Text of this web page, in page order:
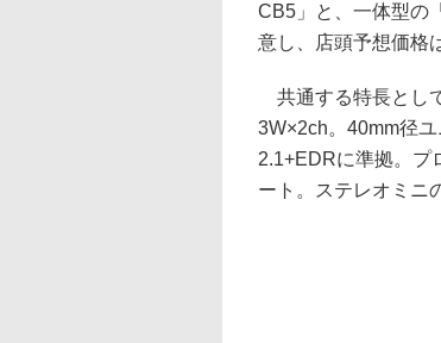
CB5」と、一体型の
意し、店頭予想価格
共通する特長とし
3W×2ch。40mm径
2.1+EDRに準拠。プ
ート。ステレオミニ